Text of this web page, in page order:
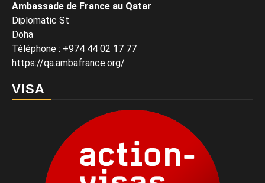
Ambassade de France au Qatar
Diplomatic St
Doha
Téléphone : +974 44 02 17 77
https://qa.ambafrance.org/
VISA